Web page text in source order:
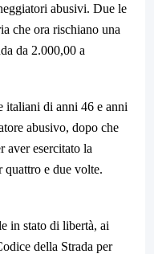
abusivi. Due le
che ora rischiano una
da 2.000,00 a
italiani di anni 46 e anni
abusivo, dopo che
aver esercitato la
quattro e due volte.
in stato di libertà, ai
della Strada per